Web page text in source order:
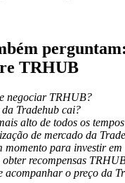
em futuros
TRHUB
negociar TRHUB?
Tradehub cai?
alto de todos os
de mercado da
momento para investir em
obter recompensas
acompanhar o preço da